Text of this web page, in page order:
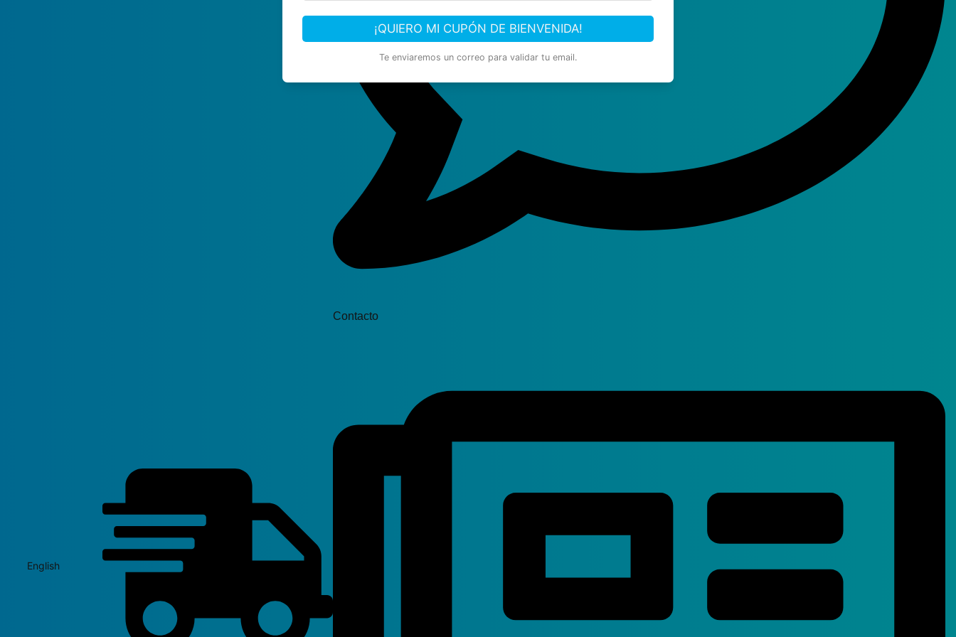
¡QUIERO MI CUPÓN DE BIENVENIDA!
Te enviaremos un correo para validar tu email.
English
Contacto